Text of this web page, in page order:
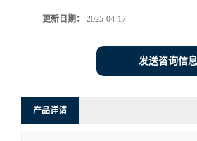
更新日期： 2025-04-17
发送咨询信息
产品详请